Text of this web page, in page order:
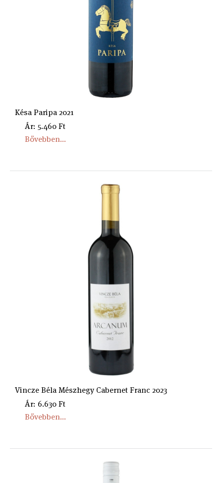
Késa Paripa 2021
Ár: 5.460 Ft
Bővebben...
Vincze Béla Mészhegy Cabernet Franc 2023
Ár: 6.630 Ft
Bővebben...